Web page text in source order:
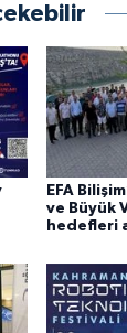
EFA
ve Büyük
hedefleri